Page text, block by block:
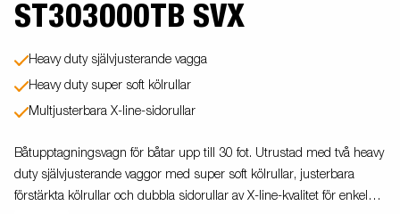
ST303000TB SVX
Heavy duty självjusterande vagga
Heavy duty super soft kölrullar
Multjusterbara X-line-sidorullar
Båtupptagningsvagn för båtar upp till 30 fot. Utrustad med två heavy
duty självjusterande vaggor med super soft kölrullar, justerbara
förstärkta kölrullar och dubbla sidorullar av X-line-kvalitet för enkel